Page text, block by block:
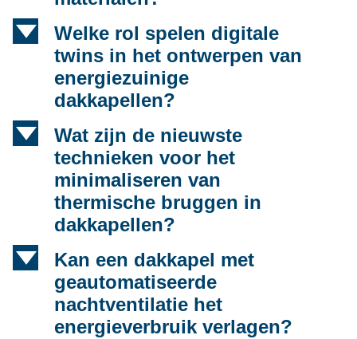
d
Welke rol spelen digitale
twins in het ontwerpen van
energiezuinige
dakkapellen?
d
Wat zijn de nieuwste
technieken voor het
minimaliseren van
thermische bruggen in
dakkapellen?
d
Kan een dakkapel met
geautomatiseerde
nachtventilatie het
energieverbruik verlagen?